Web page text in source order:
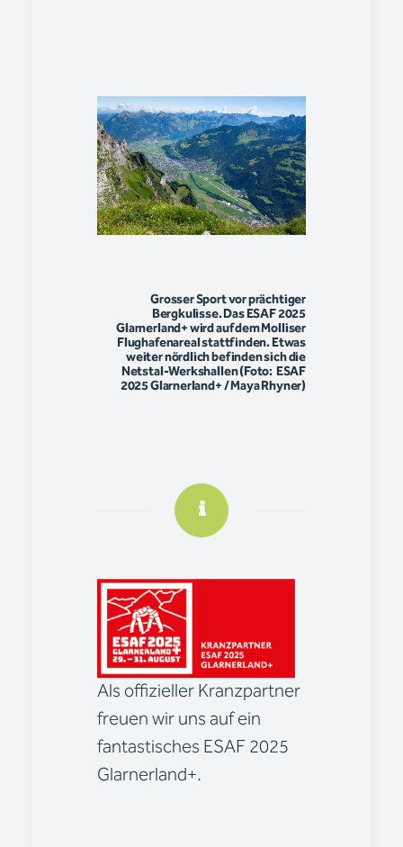
Grosser Sport vor prächtiger
Bergkulisse. Das ESAF 2025
Glarnerland+ wird auf dem Molliser
Flughafenareal stattfinden. Etwas
weiter nördlich befinden sich die
Netstal-Werkshallen (Foto: ESAF
2025 Glarnerland+ / Maya Rhyner)
Als offizieller Kranzpartner
freuen wir uns auf ein
fantastisches ESAF 2025
Glarnerland+.